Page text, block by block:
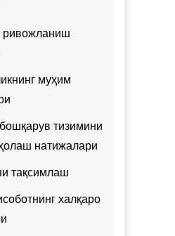
ривожланиш
муҳим
тизимини
натижалари
тақсимлаш
халқаро